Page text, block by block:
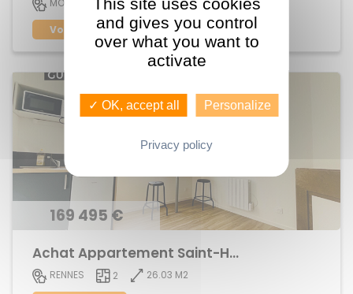
MORDELLES 2
45 M2
Voir le bien
169 495 €
Achat Appartement Saint-Helier
RENNES 2
26.03 M2
and gives you control
over what you want to
activate
✓ OK, accept all Personalize
Privacy policy